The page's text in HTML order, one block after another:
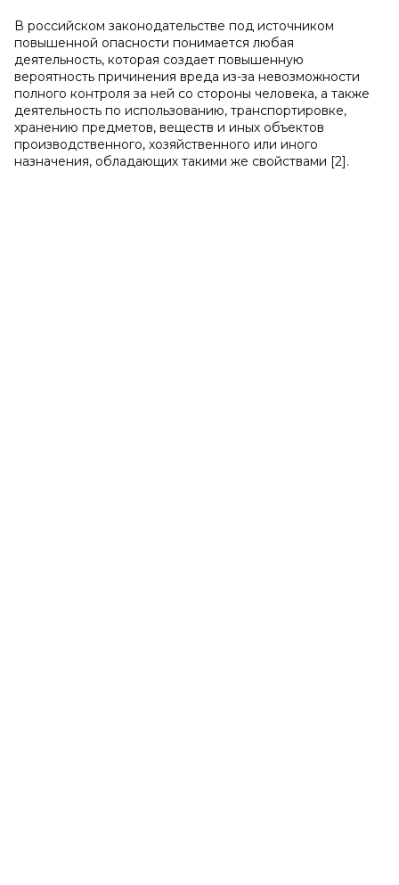
В российском законодательстве под источником
повышенной опасности понимается любая
деятельность, которая создает повышенную
вероятность причинения вреда из-за невозможности
полного контроля за ней со стороны человека, а также
деятельность по использованию, транспортировке,
хранению предметов, веществ и иных объектов
производственного, хозяйственного или иного
назначения, обладающих такими же свойствами [2].